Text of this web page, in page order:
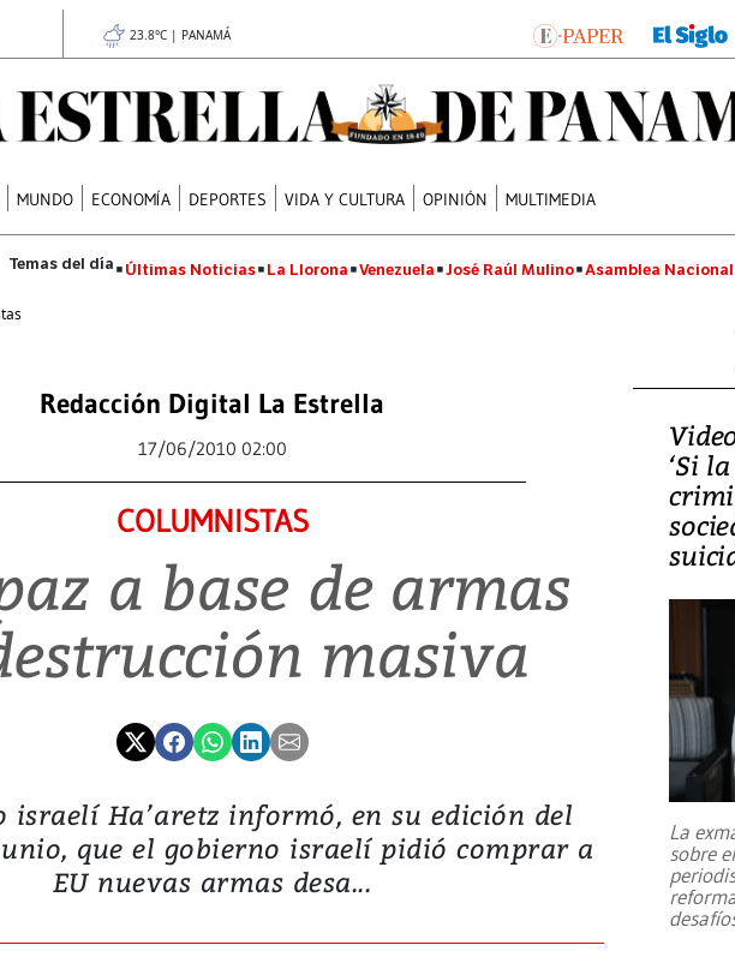
23.8°C | PANAMÁ
MUNDO ECONOMÍA DEPORTES VIDA Y CULTURA OPINIÓN MULTIMEDIA
Últimas Noticias La Llorona Venezuela José Raúl Mulino Asamblea Nacional
Redacción Digital La Estrella
17/06/2010 02:00
COLUMNISTAS
a base de armas
masiva
israelí Ha’aretz informó, en su edición del
que el gobierno israelí pidió comprar a
EU nuevas armas desa...
‘Si
La
sobre